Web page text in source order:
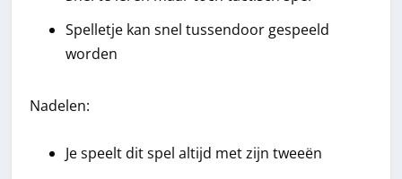
Spelletje kan snel tussendoor gespeeld
worden
Nadelen:
Je speelt dit spel altijd met zijn tweeën